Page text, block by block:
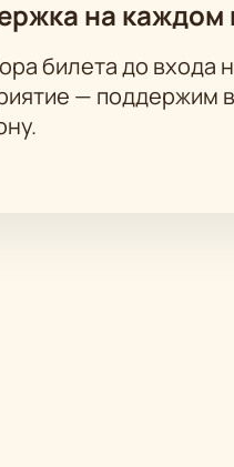
на каждом
билета до входа
— поддержим в